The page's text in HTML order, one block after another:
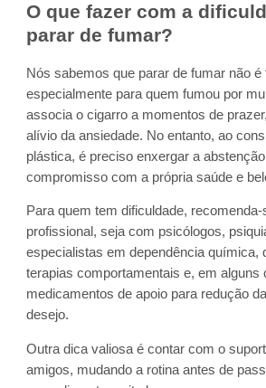
O que fazer com a
parar de fumar?
Nós sabemos que parar de fumar não é
especialmente para quem fumou por
associa o cigarro a momentos de
alívio da ansiedade. No entanto, ao
plástica, é preciso enxergar a
compromisso com a própria saúde e
Para quem tem dificuldade,
profissional, seja com psicólogos,
especialistas em dependência química,
terapias comportamentais e, em alguns
medicamentos de apoio para redução
desejo.
Outra dica valiosa é contar com o
amigos, mudando a rotina antes de